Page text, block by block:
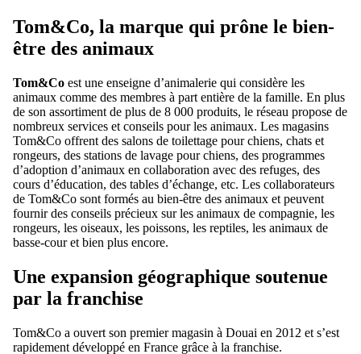
Tom&Co, la marque qui prône le bien-
être des animaux
Tom&Co est une enseigne d’animalerie qui considère les
animaux comme des membres à part entière de la famille. En plus
de son assortiment de plus de 8 000 produits, le réseau propose de
nombreux services et conseils pour les animaux. Les magasins
Tom&Co offrent des salons de toilettage pour chiens, chats et
rongeurs, des stations de lavage pour chiens, des programmes
d’adoption d’animaux en collaboration avec des refuges, des
cours d’éducation, des tables d’échange, etc. Les collaborateurs
de Tom&Co sont formés au bien-être des animaux et peuvent
fournir des conseils précieux sur les animaux de compagnie, les
rongeurs, les oiseaux, les poissons, les reptiles, les animaux de
basse-cour et bien plus encore.
Une expansion géographique soutenue
par la franchise
Tom&Co a ouvert son premier magasin à Douai en 2012 et s’est
rapidement développé en France grâce à la franchise.